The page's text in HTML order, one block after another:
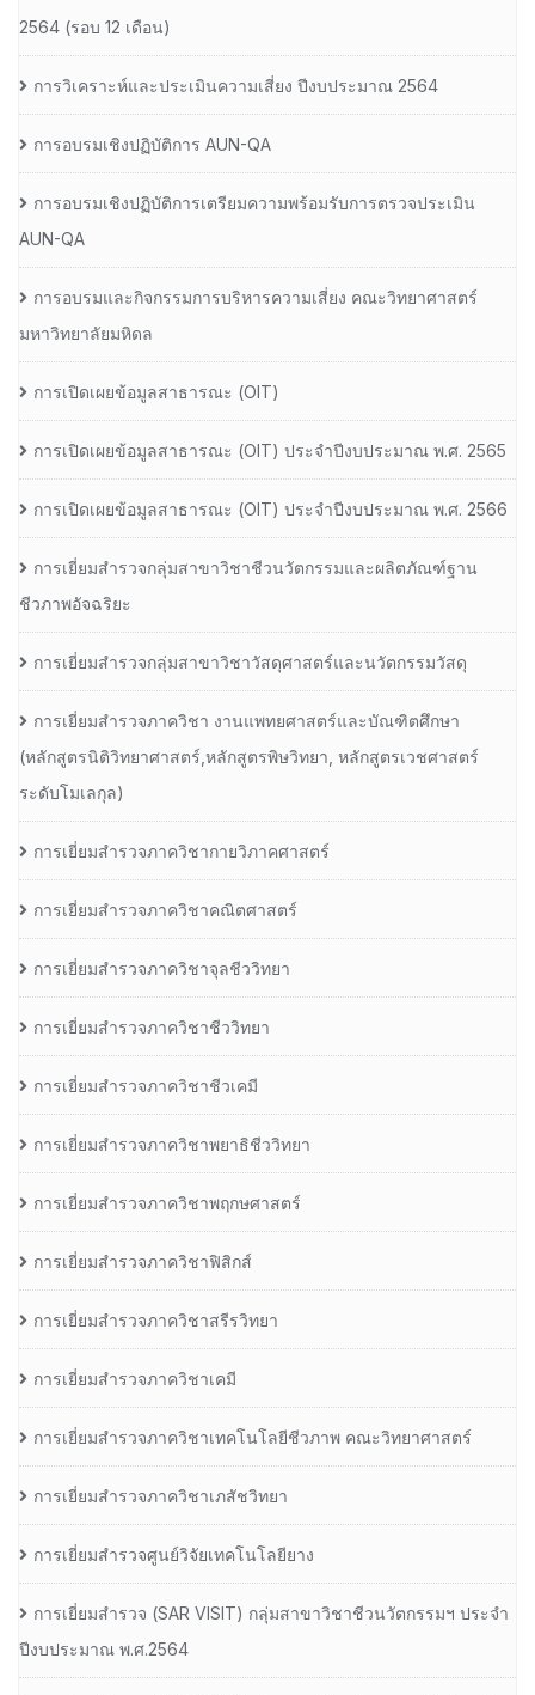
2564 (รอบ 12 เดือน)
การวิเคราะห์และประเมินความเสี่ยง ปีงบประมาณ 2564
การอบรมเชิงปฏิบัติการ AUN-QA
การอบรมเชิงปฏิบัติการเตรียมความพร้อมรับการตรวจประเมิน
AUN-QA
การอบรมและกิจกรรมการบริหารความเสี่ยง คณะวิทยาศาสตร์
มหาวิทยาลัยมหิดล
การเปิดเผยข้อมูลสาธารณะ (OIT)
การเปิดเผยข้อมูลสาธารณะ (OIT) ประจำปีงบประมาณ พ.ศ. 2565
การเปิดเผยข้อมูลสาธารณะ (OIT) ประจำปีงบประมาณ พ.ศ. 2566
การเยี่ยมสำรวจกลุ่มสาขาวิชาชีวนวัตกรรมและผลิตภัณฑ์ฐาน
ชีวภาพอัจฉริยะ
การเยี่ยมสำรวจกลุ่มสาขาวิชาวัสดุศาสตร์และนวัตกรรมวัสดุ
การเยี่ยมสำรวจภาควิชา งานแพทยศาสตร์และบัณฑิตศึกษา
(หลักสูตรนิติวิทยาศาสตร์,หลักสูตรพิษวิทยา, หลักสูตรเวชศาสตร์
ระดับโมเลกุล)
การเยี่ยมสำรวจภาควิชากายวิภาคศาสตร์
การเยี่ยมสำรวจภาควิชาคณิตศาสตร์
การเยี่ยมสำรวจภาควิชาจุลชีววิทยา
การเยี่ยมสำรวจภาควิชาชีววิทยา
การเยี่ยมสำรวจภาควิชาชีวเคมี
การเยี่ยมสำรวจภาควิชาพยาธิชีววิทยา
การเยี่ยมสำรวจภาควิชาพฤกษศาสตร์
การเยี่ยมสำรวจภาควิชาฟิสิกส์
การเยี่ยมสำรวจภาควิชาสรีรวิทยา
การเยี่ยมสำรวจภาควิชาเคมี
การเยี่ยมสำรวจภาควิชาเทคโนโลยีชีวภาพ คณะวิทยาศาสตร์
การเยี่ยมสำรวจภาควิชาเภสัชวิทยา
การเยี่ยมสำรวจศูนย์วิจัยเทคโนโลยียาง
การเยี่ยมสํารวจ (SAR VISIT) กลุ่มสาขาวิชาชีวนวัตกรรมฯ ประจํา
ปีงบประมาณ พ.ศ.2564